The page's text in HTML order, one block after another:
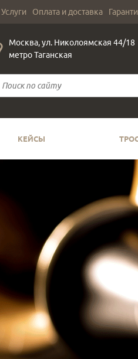
Услуги Оплата и доставка
Москва, ул. Николоямская 44/18
метро Таганская
КЕЙСЫ